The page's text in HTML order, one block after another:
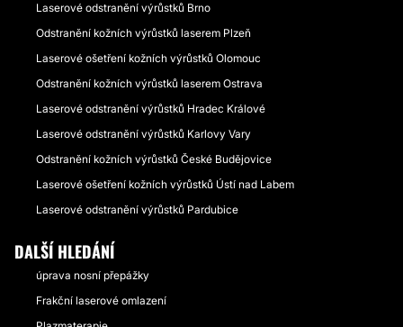
Laserové odstranění výrůstků Brno
Odstranění kožních výrůstků laserem Plzeň
Laserové ošetření kožních výrůstků Olomouc
Odstranění kožních výrůstků laserem Ostrava
Laserové odstranění výrůstků Hradec Králové
Laserové odstranění výrůstků Karlovy Vary
Odstranění kožních výrůstků České Budějovice
Laserové ošetření kožních výrůstků Ústí nad Labem
Laserové odstranění výrůstků Pardubice
DALŠÍ HLEDÁNÍ
úprava nosní přepážky
Frakční laserové omlazení